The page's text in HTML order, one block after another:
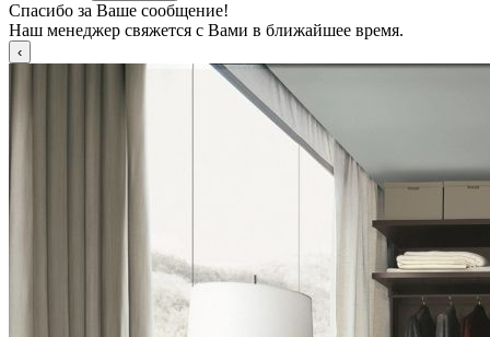
Спасибо за Ваше сообщение!
Наш менеджер свяжется с Вами в ближайшее время.